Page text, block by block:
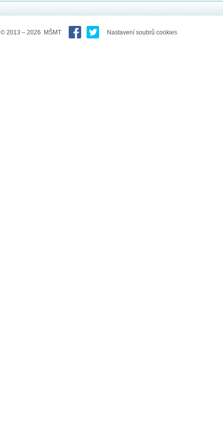
© 2013 – 2026 MŠMT Nastavení soubrů cookies